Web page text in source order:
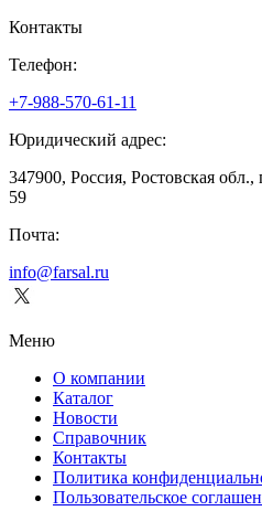
Контакты
Телефон:
+7-988-570-61-11
Юридический адрес:
347900, Россия, Ростовская обл.,
59
Почта:
info@farsal.ru
Меню
О компании
Каталог
Новости
Cправочник
Контакты
Политика
Пользовательское